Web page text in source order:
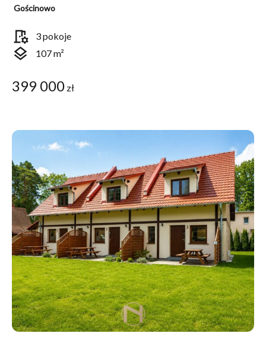
Gościnowo
room_preferences 3 pokoje
layers 107 m²
399 000 zł